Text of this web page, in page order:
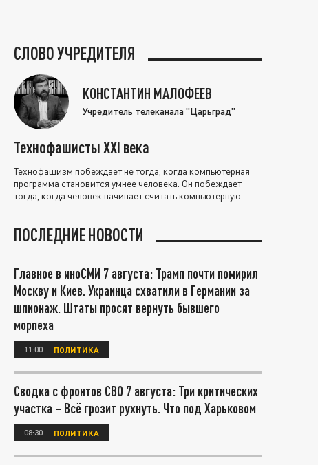
СЛОВО УЧРЕДИТЕЛЯ
КОНСТАНТИН МАЛОФЕЕВ
Учредитель телеканала "Царьград"
Технофашисты XXI века
Технофашизм побеждает не тогда, когда компьютерная
программа становится умнее человека. Он побеждает
тогда, когда человек начинает считать компьютерную
ПОСЛЕДНИЕ НОВОСТИ
Главное в иноСМИ 7 августа: Трамп почти помирил
Москву и Киев. Украинца схватили в Германии за
шпионаж. Штаты просят вернуть бывшего
морпеха
11:00 ПОЛИТИКА
Сводка с фронтов СВО 7 августа: Три критических
участка – Всё грозит рухнуть. Что под Харьковом
08:30 ПОЛИТИКА